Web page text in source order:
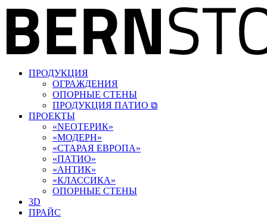
ПРОДУКЦИЯ
ОГРАЖДЕНИЯ
ОПОРНЫЕ СТЕНЫ
ПРОДУКЦИЯ ПАТИО ⧉
ПРОЕКТЫ
«‎NEOТЕРИК»
«‎МОДЕРН»
«СТАРАЯ ЕВРОПА»
«ПАТИО»
«АНТИК»
«КЛАССИКА»
ОПОРНЫЕ СТЕНЫ
3D
ПРАЙС